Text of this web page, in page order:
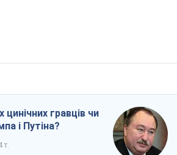
цинічних гравців чи
і Путіна?
т.